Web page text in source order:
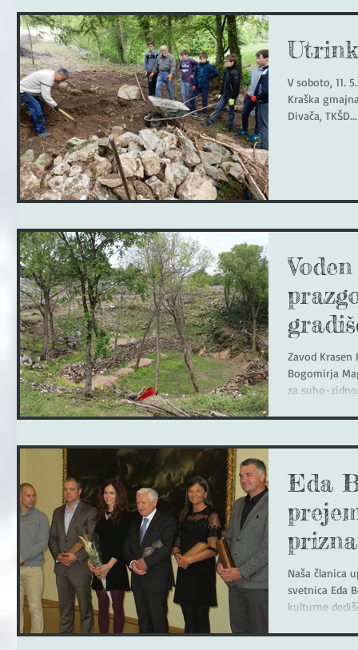
V soboto, 11.
Kraška
Divača, TKŠD...
Zavod Krasen
Bogomirja
za suho-
Eda
Naša članica
svetnica Eda
kulturne